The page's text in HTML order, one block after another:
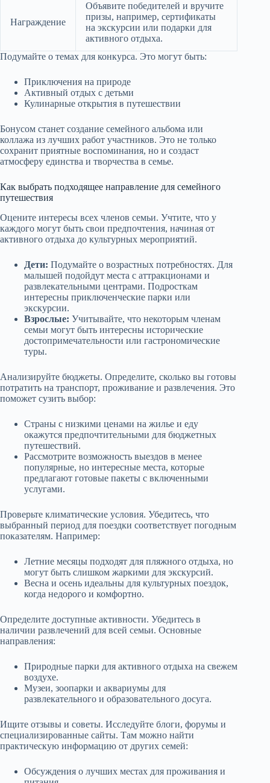
Награждение
Объявите победителей и вручите
призы, например, сертификаты
на экскурсии или подарки для
активного отдыха.
Подумайте о темах для конкурса. Это могут быть:
Приключения на природе
Активный отдых с детьми
Кулинарные открытия в путешествии
Бонусом станет создание семейного альбома или
коллажа из лучших работ участников. Это не только
сохранит приятные воспоминания, но и создаст
атмосферу единства и творчества в семье.
Как выбрать подходящее направление для семейного
путешествия
Оцените интересы всех членов семьи. Учтите, что у
каждого могут быть свои предпочтения, начиная от
активного отдыха до культурных мероприятий.
Дети: Подумайте о возрастных потребностях. Для
малышей подойдут места с аттракционами и
развлекательными центрами. Подросткам
интересны приключенческие парки или
экскурсии.
Взрослые: Учитывайте, что некоторым членам
семьи могут быть интересны исторические
достопримечательности или гастрономические
туры.
Анализируйте бюджеты. Определите, сколько вы готовы
потратить на транспорт, проживание и развлечения. Это
поможет сузить выбор:
Страны с низкими ценами на жилье и еду
окажутся предпочтительными для бюджетных
путешествий.
Рассмотрите возможность выездов в менее
популярные, но интересные места, которые
предлагают готовые пакеты с включенными
услугами.
Проверьте климатические условия. Убедитесь, что
выбранный период для поездки соответствует погодным
показателям. Например:
Летние месяцы подходят для пляжного отдыха, но
могут быть слишком жаркими для экскурсий.
Весна и осень идеальны для культурных поездок,
когда недорого и комфортно.
Определите доступные активности. Убедитесь в
наличии развлечений для всей семьи. Основные
направления:
Природные парки для активного отдыха на свежем
воздухе.
Музеи, зоопарки и аквариумы для
развлекательного и образовательного досуга.
Ищите отзывы и советы. Исследуйте блоги, форумы и
специализированные сайты. Там можно найти
практическую информацию от других семей:
Обсуждения о лучших местах для проживания и